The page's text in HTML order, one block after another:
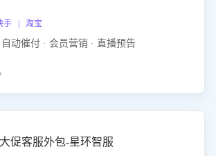
手 | 淘宝
动催付 · 会员营销 · 直播预告
促客服外包-星环智服